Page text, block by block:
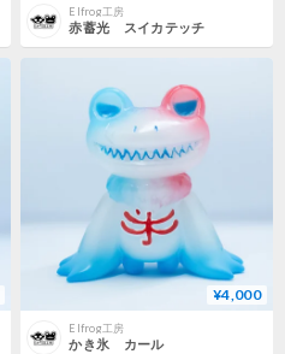
Elfrog工房
赤蓄光 スイカテッチ
¥4,000
Elfrog工房
かき氷 カール